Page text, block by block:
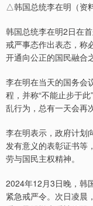
△韩国总统李在明（资
韩国总统李在明2日在
戒严事态作出表态，称
开通向公正的国民融合
李在明在当天的国务会
程，并称“不能止步于
乱行为，总有一天会再
李在明表示，政府计划
发有意义的表彰证书等
劳与国民主权精神。
2024年12月3日晚，韩
紧急戒严令。次日凌晨